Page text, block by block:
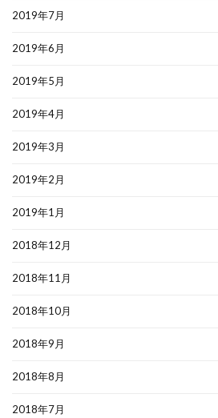
2019年7月
2019年6月
2019年5月
2019年4月
2019年3月
2019年2月
2019年1月
2018年12月
2018年11月
2018年10月
2018年9月
2018年8月
2018年7月